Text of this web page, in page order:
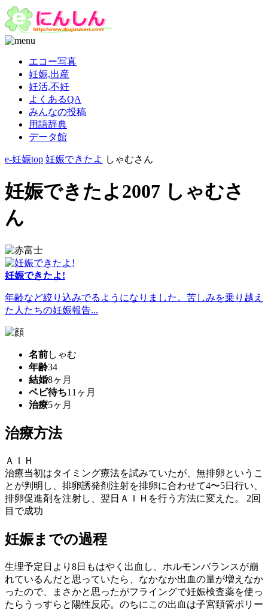
エコー写真
妊娠,出産
妊活,不妊
よくあるQA
みんなの投稿
用語辞典
データ館
e-妊娠top 妊娠できたよ しゃむさん
妊娠できたよ2007 しゃむさ
ん
妊娠できたよ!
年齢など絞り込みでるようになりました。苦しみを乗り越え
た人たちの妊娠報告...
名前しゃむ
年齢34
結婚8ヶ月
ベビ待ち11ヶ月
治療5ヶ月
治療方法
ＡＩＨ
治療当初はタイミング療法を試みていたが、無排卵というこ
とが判明し、排卵誘発剤注射を排卵に合わせて4〜5日行い、
排卵促進剤を注射し、翌日ＡＩＨを行う方法に変えた。 2回
目で成功
妊娠までの過程
生理予定日より8日もはやく出血し、ホルモンバランスが崩
れているんだと思っていたら、なかなか出血の量が増えなか
ったので、まさかと思ったがフライングで妊娠検査薬を使っ
たらうっすらと陽性反応。のちにこの出血は子宮頚管ポリー